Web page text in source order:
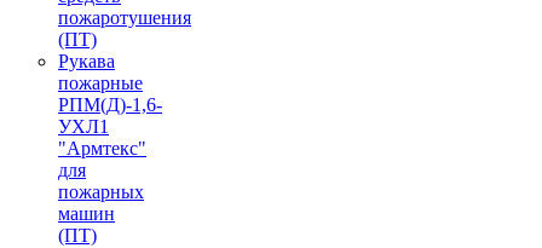
пожаротушения
(ПТ)
Рукава
пожарные
РПМ(Д)-1,6-
УХЛ1
"Армтекс"
для
пожарных
машин
(ПТ)